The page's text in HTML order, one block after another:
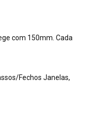
com 150mm. Cada
Fechos Janelas,